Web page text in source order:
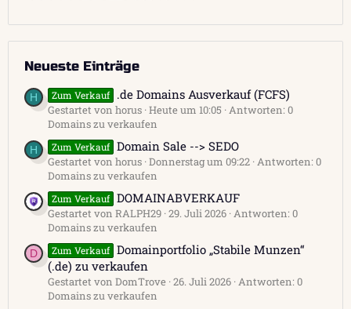
Neueste Einträge
H Zum Verkauf .de Domains Ausverkauf (FCFS)
Gestartet von horus Heute um 10:05
Antworten: 0
Domains zu verkaufen
H Zum Verkauf Domain Sale --> SEDO
Gestartet von horus Donnerstag um 09:22 Antworten: 0
Domains zu verkaufen
Zum Verkauf DOMAINABVERKAUF
Gestartet von RALPH29 29. Juli 2026 Antworten: 0
Domains zu verkaufen
D Zum Verkauf Domainportfolio „Stabile Munzen“
(.de) zu verkaufen
Gestartet von DomTrove 26. Juli 2026 Antworten: 0
Domains zu verkaufen